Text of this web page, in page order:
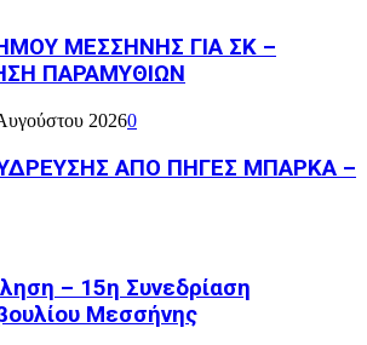
ΜΕΣΣΗΝΗΣ ΓΙΑ ΣΚ –
ΠΑΡΑΜΥΘΙΩΝ
20260
ΑΠΟ ΠΗΓΕΣ ΜΠΑΡΚΑ –
– 15η Συνεδρίαση
Μεσσήνης